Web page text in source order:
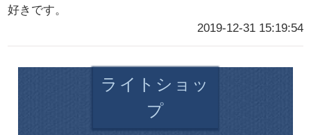
好きです。
2019-12-31 15:19:54
ライトショッ
プ